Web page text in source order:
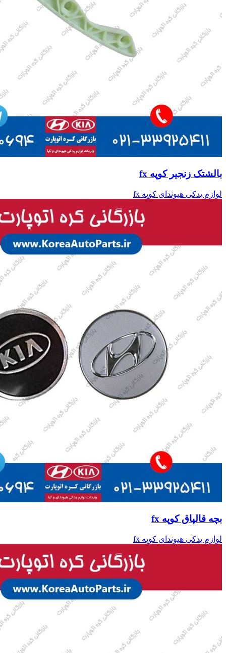
بالشتک زنجیر کوپه fx
لوازم یدکی هیوندای کوپه fx
بچه قالپاق کوپه fx
لوازم یدکی هیوندای کوپه fx